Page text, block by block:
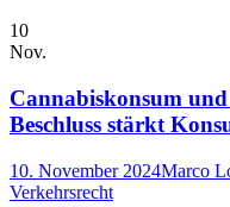
10
Nov.
Cannabiskonsum
Beschluss stärkt
10. November 2024Marco
Verkehrsrecht